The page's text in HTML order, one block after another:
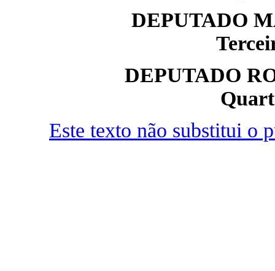
DEPUTADO
DEPUTADO
Este texto não substitui o